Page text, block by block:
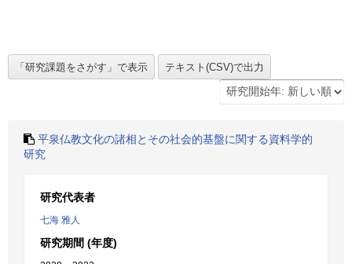
平泉仏教文化の諸相とその社会的基盤に関する資料学的
研究
研究代表者
七海 雅人
研究期間 (年度)